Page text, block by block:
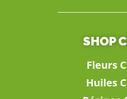
SHOP
Fleurs
Huiles